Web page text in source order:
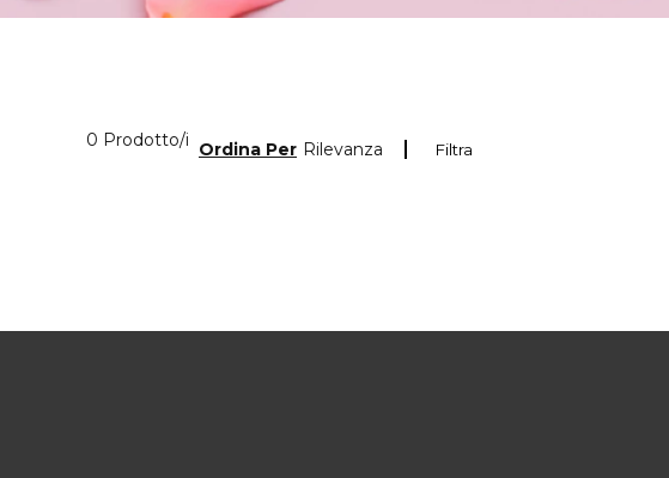
0 Prodotto/i 0 Prodotti visualizzati Filtra
Ordina Per Rilevanza